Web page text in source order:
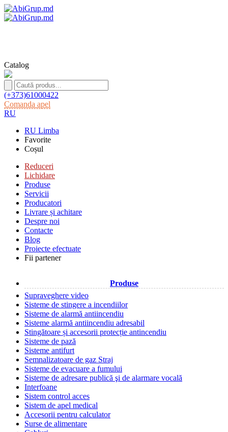
Catalog
(+373)61000422
Comanda apel
RU
RU Limba
Favorite
Coșul
Reduceri
Lichidare
Produse
Servicii
Producatori
Livrare și achitare
Despre noi
Contacte
Blog
Proiecte efectuate
Fii partener
Produse
Supraveghere video
Sisteme de stingere a incendiilor
Sisteme de alarmă antiincendiu
Sisteme alarmă antiincendiu adresabil
Stingătoare și accesorii protecție antincendiu
Sisteme de pază
Sisteme antifurt
Semnalizatoare de gaz Straj
Sisteme de evacuare a fumului
Sisteme de adresare publică şi de alarmare vocală
Interfoane
Sistem control acces
Sistem de apel medical
Accesorii pentru calculator
Surse de alimentare